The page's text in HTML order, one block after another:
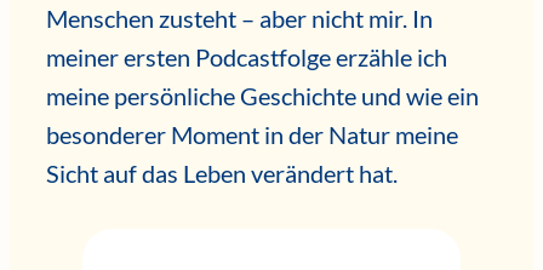
Menschen zusteht – aber nicht mir. In
meiner ersten Podcastfolge erzähle ich
meine persönliche Geschichte und wie ein
besonderer Moment in der Natur meine
Sicht auf das Leben verändert hat.